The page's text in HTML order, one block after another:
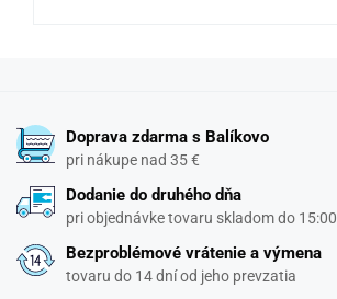
Doprava zdarma s Balíkovo
pri nákupe nad 35 €
Dodanie do druhého dňa
pri objednávke tovaru skladom do 15:00
Bezproblémové vrátenie a výmena
tovaru do 14 dní od jeho prevzatia